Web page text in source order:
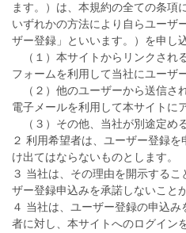
ます。）は、本規約の全ての条項
いずれかの方法により自らユーザ
ザー登録」といいます。）を申し
（１）本サイトからリンクされ
フォームを利用して当社にユーザ
（２）他のユーザーから送信さ
電子メールを利用して本サイトに
（３）その他、当社が別途定め
２ 利用希望者は、ユーザー登録
け出てはならないものとします。
３ 当社は、その理由を開示する
ザー登録申込みを承諾しないこと
４ 当社は、ユーザー登録の申込
者に対し、本サイトへのログイン